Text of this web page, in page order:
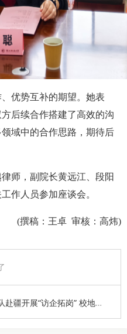
优势互补的期望。她表
后续合作搭建了高效的沟
域中的合作思路，期待后
师，副院长黄远江、段阳
作人员参加座谈会。
(撰稿：王卓 审核：高炜)
“访企拓岗” 校地协同共筑育人新生态